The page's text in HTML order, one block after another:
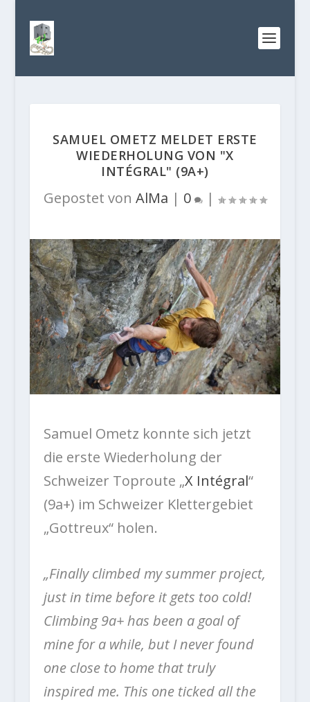
SAMUEL OMETZ MELDET ERSTE
WIEDERHOLUNG VON "X
INTÉGRAL" (9A+)
Gepostet von AlMa | 0 |
Samuel Ometz konnte sich jetzt
die erste Wiederholung der
Schweizer Toproute „X Intégral“
(9a+) im Schweizer Klettergebiet
„Gottreux“ holen.
„Finally climbed my summer project,
just in time before it gets too cold!
Climbing 9a+ has been a goal of
mine for a while, but I never found
one close to home that truly
inspired me. This one ticked all the